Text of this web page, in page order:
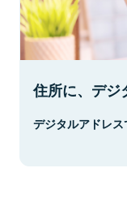
住所に、デジ
デジタルアドレス